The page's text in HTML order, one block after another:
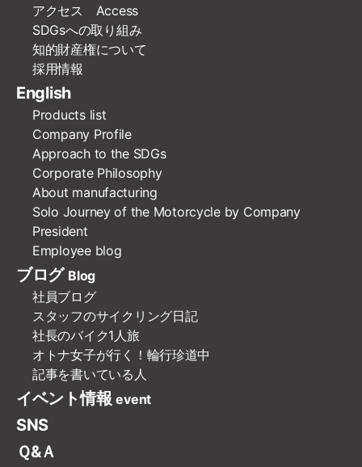
アクセス Access
SDGsへの取り組み
知的財産権について
採用情報
English
Products list
Company Profile
Approach to the SDGs
Corporate Philosophy
About manufacturing
Solo Journey of the Motorcycle by Company
President
Employee blog
ブログ Blog
社員ブログ
スタッフのサイクリング日記
社長のバイク1人旅
オトナ女子が行く！輪行珍道中
記事を書いている人
イベント情報 event
SNS
Ｑ&Ａ